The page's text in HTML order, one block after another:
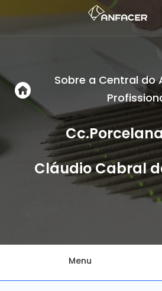
Sobre a Central do
Cláudio Cabral
Menu